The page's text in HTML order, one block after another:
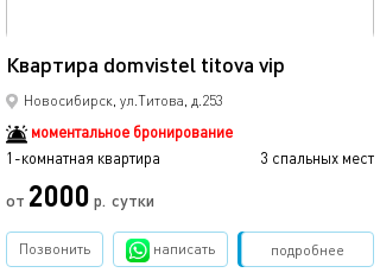
Квартира domvistel titova vip
Новосибирск, ул.Титова, д.253
моментальное бронирование
1-комнатная квартира
3 спальных мест
от 2000 р. сутки
подробнее
Позвонить написать Забронировать